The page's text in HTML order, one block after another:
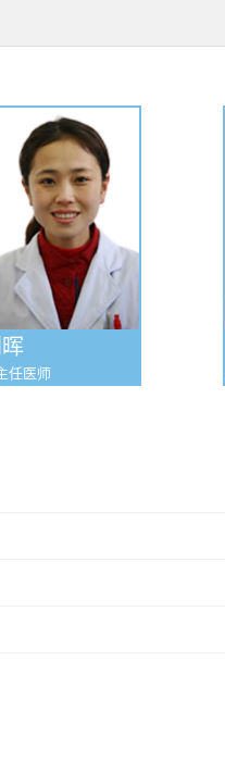
任医师